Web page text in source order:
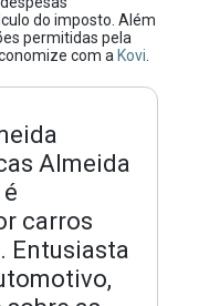
do imposto. Além
permitidas pela
com a Kovi
Almeida
carros
Entusiasta